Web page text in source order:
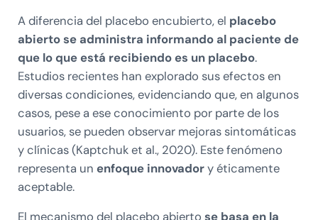
A diferencia del placebo encubierto, el placebo
abierto se administra informando al paciente de
que lo que está recibiendo es un placebo.
Estudios recientes han explorado sus efectos en
diversas condiciones, evidenciando que, en algunos
casos, pese a ese conocimiento por parte de los
usuarios, se pueden observar mejoras sintomáticas
y clínicas (Kaptchuk et al., 2020). Este fenómeno
representa un enfoque innovadory éticamente
aceptable.
El mecanismo del placebo abierto se basa en la